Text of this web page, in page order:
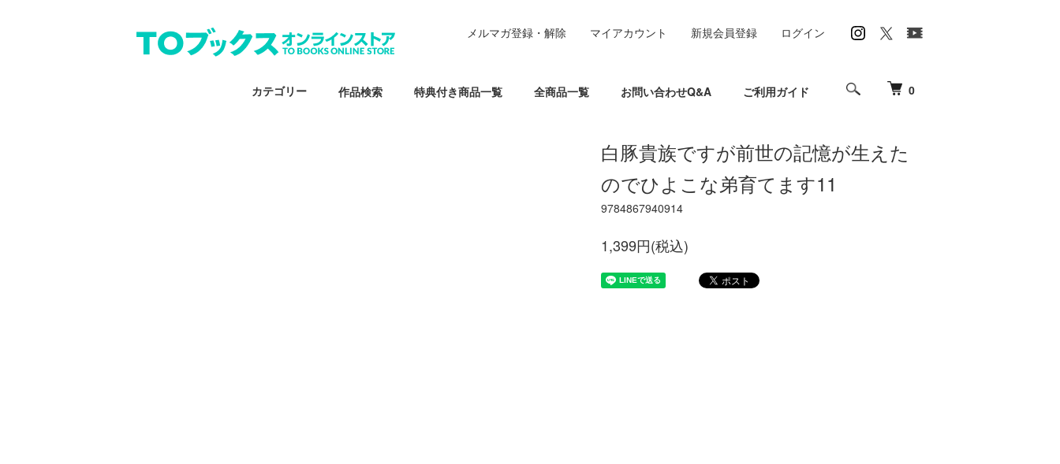
0
カテゴリー 作品検索 特典付き商品一覧 全商品一覧 お問い合わせQ&A ご利用ガイド
メルマガ登録・解除 マイアカウント 新規会員登録 ログイン
白豚貴族ですが前世の記憶が生えた
のでひよこな弟育てます11
9784867940914
1,399円(税込)